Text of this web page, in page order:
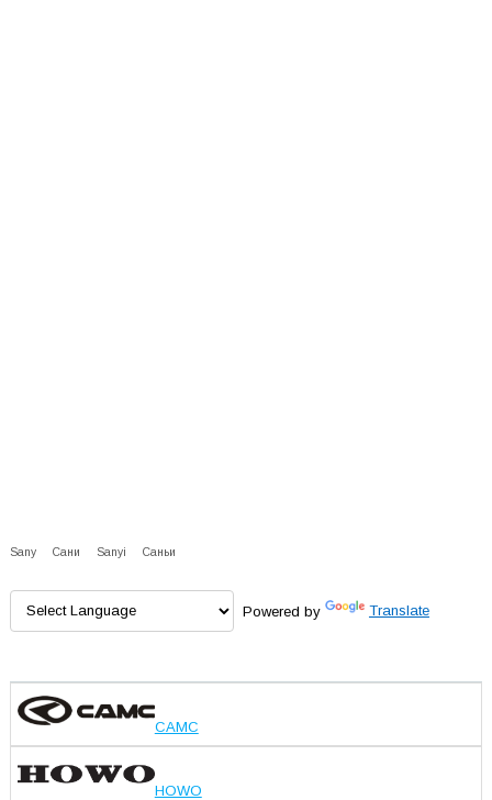
Sany Сани Sanyi Саньи
Powered by Translate
CAMC
HOWO